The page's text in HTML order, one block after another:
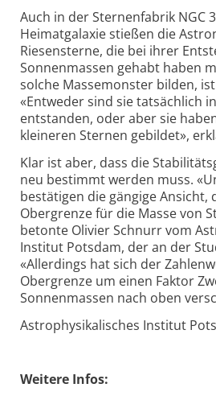
Auch in der Sternenfabrik NGC
Heimatgalaxie stießen die
Riesensterne, die bei ihrer
Sonnenmassen gehabt haben
solche Massemonster bilden,
«Entweder sind sie tatsächlich
entstanden, oder aber sie
kleineren Sternen gebildet»,
Klar ist aber, dass die
neu bestimmt werden muss.
bestätigen die gängige Ansicht,
Obergrenze für die Masse von
betonte Olivier Schnurr vom
Institut Potsdam, der an der
«Allerdings hat sich der
Obergrenze um einen Faktor
Sonnenmassen nach oben
Astrophysikalisches Institut
Weitere Infos: